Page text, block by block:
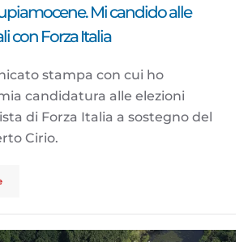
Mi candido alle
con Forza Italia
stampa con cui ho
candidatura alle elezioni
di Forza Italia a sostegno del
Cirio.